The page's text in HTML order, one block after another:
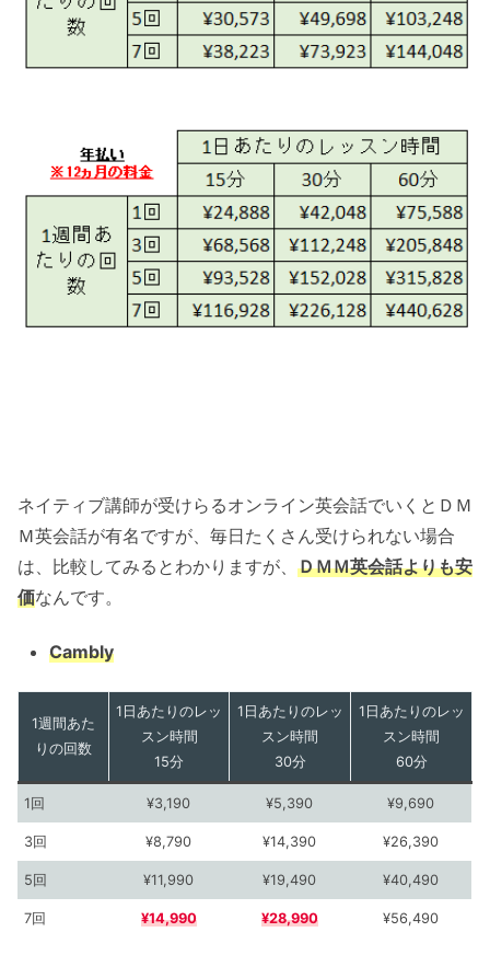
ネイティブ講師が受けらるオンライン英会話でいくとＤＭ
Ｍ英会話が有名ですが、毎日たくさん受けられない場合
は、比較してみるとわかりますが、 ＤＭＭ英会話よりも安
価なんです。
Cambly
1週間あた
りの回数
1日あたりのレッ
スン時間
15分
1日あたりのレッ
スン時間
30分
1日あたりのレッ
スン時間
60分
1回 ¥3,190 ¥5,390 ¥9,690
3回 ¥8,790 ¥14,390 ¥26,390
5回 ¥11,990 ¥19,490 ¥40,490
7回 ¥14,990 ¥28,990 ¥56,490